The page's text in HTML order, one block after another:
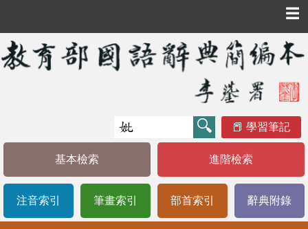
☰
學習筆記
基本檢索 進階檢索
注音索引 筆畫索引 部首索引 辭典附錄